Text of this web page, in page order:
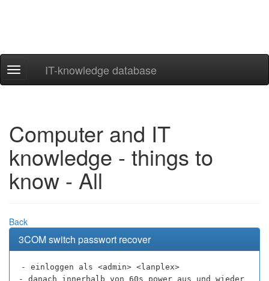
Navigation
ein-/ausblenden
IT-knowledge database
Computer and IT
knowledge - things to
know - All
Back
3COM switch passwort recover
- einloggen als <admin> <lanplex>
- danach innerhalb von 60s power aus und wieder